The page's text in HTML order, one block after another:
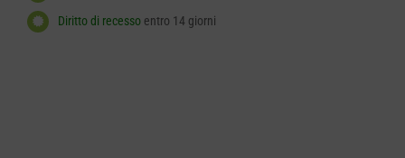
Diritto di recessoentro 14 giorni